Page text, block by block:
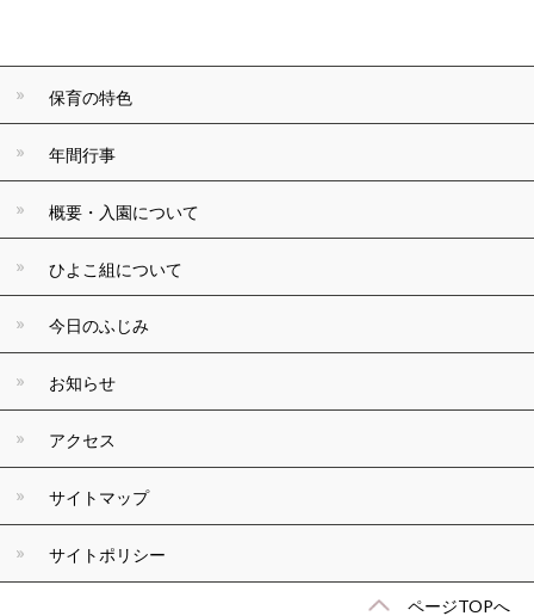
保育の特色
年間行事
概要・入園について
ひよこ組について
今日のふじみ
お知らせ
アクセス
サイトマップ
サイトポリシー
ページTOPへ